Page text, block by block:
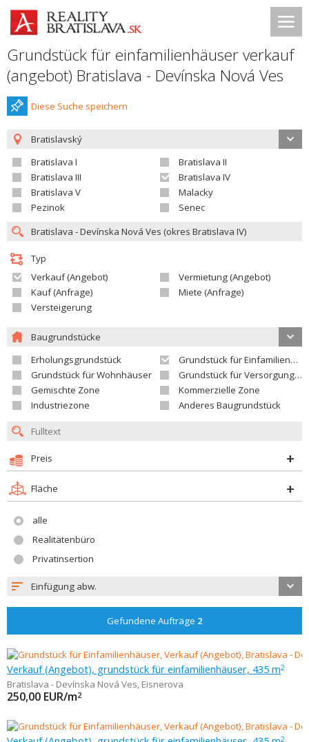
Grundstück für einfamilienhäuser verkauf
(angebot) Bratislava - Devínska Nová Ves
Diese Suche speichern
Bratislavský
Bratislava I
Bratislava II
Bratislava III
Bratislava IV
Bratislava V
Malacky
Pezinok
Senec
Typ
Verkauf (Angebot)
Vermietung (Angebot)
Kauf (Anfrage)
Miete (Anfrage)
Versteigerung
Baugrundstücke
Erholungsgrundstück
Grundstück für Einfamilienhäuser
Grundstück für Wohnhäuser
Grundstück für Versorgungseinrichtungen
Gemischte Zone
Kommerzielle Zone
Industriezone
Anderes Baugrundstück
Preis
Fläche
alle
Realitätenbüro
Privatinsertion
Einfügung abw.
Gefundene Aufträge 2
Verkauf (Angebot), grundstück für einfamilienhäuser, 435 m2
Bratislava - Devínska Nová Ves, Eisnerova
250,00 EUR/m2
2